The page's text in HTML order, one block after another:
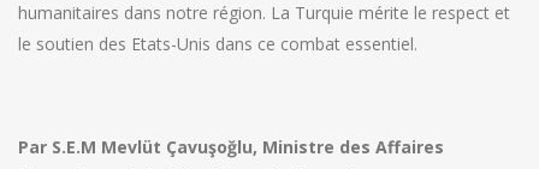
humanitaires dans notre région. La Turquie mérite le respect et
le soutien des Etats-Unis dans ce combat essentiel.
Par S.E.M Mevlüt Çavuşoğlu, Ministre des Affaires